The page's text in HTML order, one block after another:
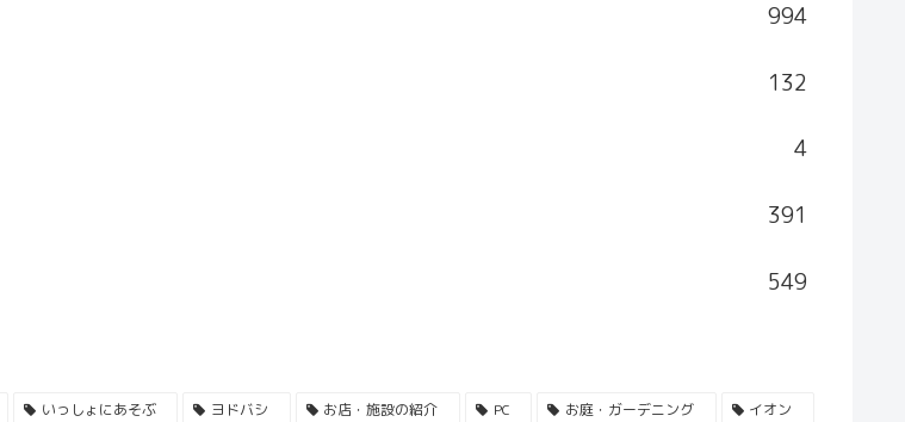
994
132
4
391
549
いっしょにあそぶ ヨドバシ お店・施設の紹介 PC お庭・ガーデニング
イオン